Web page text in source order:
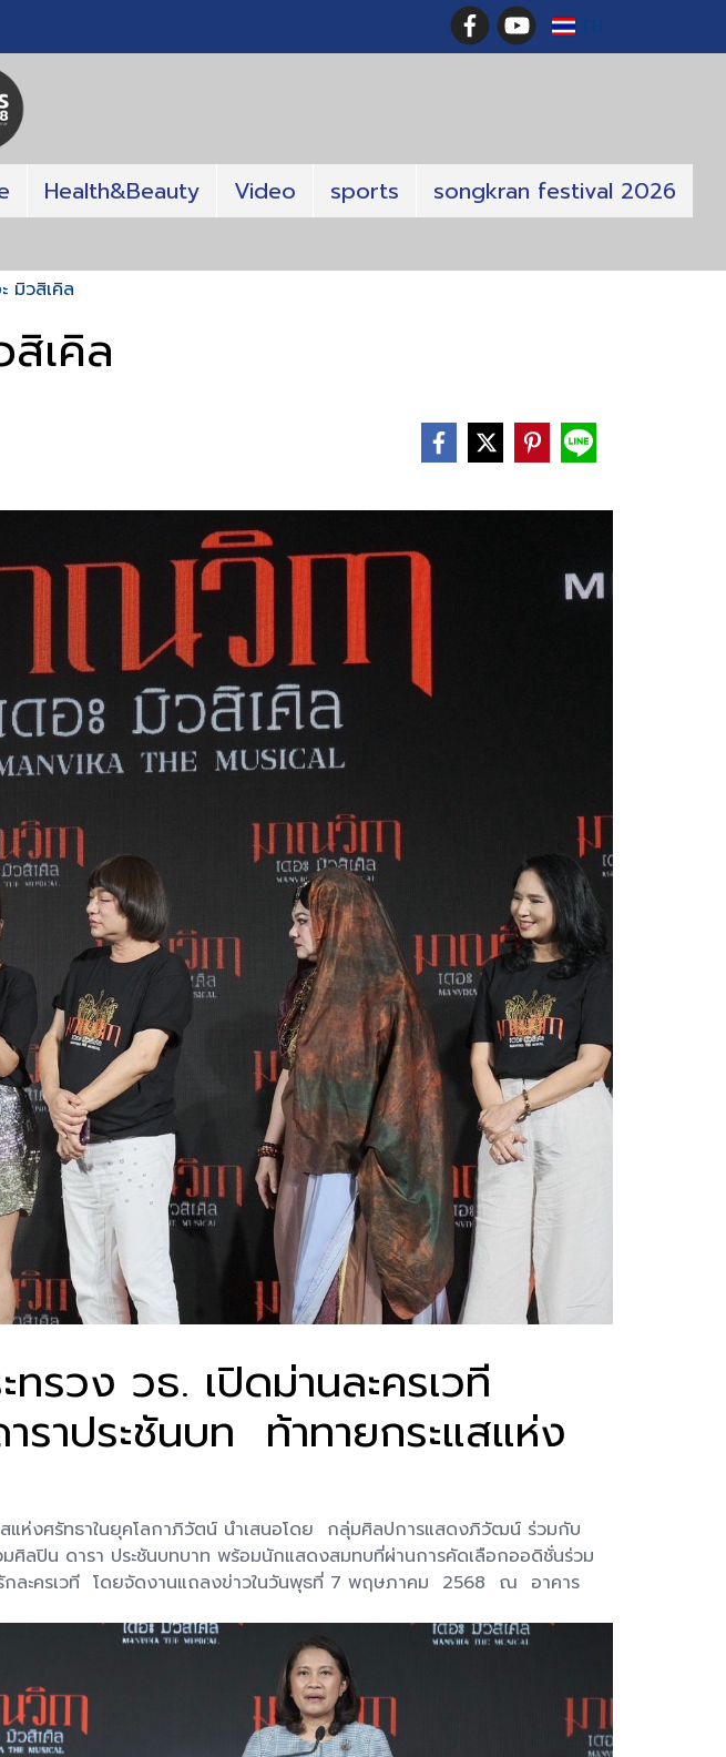
TH
Health&Beauty Video sports songkran festival 2026
มิวสิเคิล
เคิล
วง วธ. เปิดม่านละครเวที
ราประชันบท ท้าทายกระแสแห่ง
แห่งศรัทธาในยุคโลกาภิวัตน์ นำเสนอโดย กลุ่มศิลปการแสดงภิวัฒน์ ร่วมกับ
ลปิน ดารา ประชันบทบาท พร้อมนักแสดงสมทบที่ผ่านการคัดเลือกออดิชั่นร่วม
ละครเวที โดยจัดงานแถลงข่าวในวันพุธที่ 7 พฤษภาคม 2568 ณ อาคาร